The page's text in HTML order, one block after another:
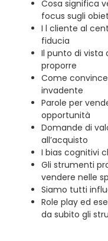
Cosa significa
focus sugli
I l cliente al
fiducia
Il punto di vista
proporre
Come
invadente
Parole per
opportunità
Domande di
all’acquisto
I bias cognitivi
Gli strumenti
vendere nelle
Siamo tutti
Role play ed
da subito gli